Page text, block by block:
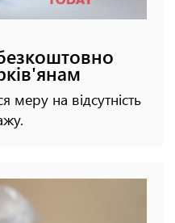
меру на відсутність